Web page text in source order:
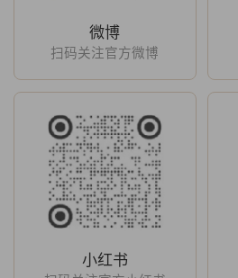
微博
扫码关注官方微博
小红书